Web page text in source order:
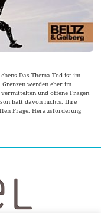
Das Thema Tod ist im
Grenzen werden eher im
und offene Fragen
hält davon nichts. Ihre
Frage. Herausforderung